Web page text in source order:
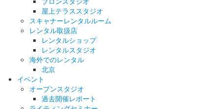
屋上テラススタジオ
スキャナーレンタルルーム
レンタル取扱店
レンタルショップ
レンタルスタジオ
海外でのレンタル
北京
イベント
オープンスタジオ
過去開催レポート